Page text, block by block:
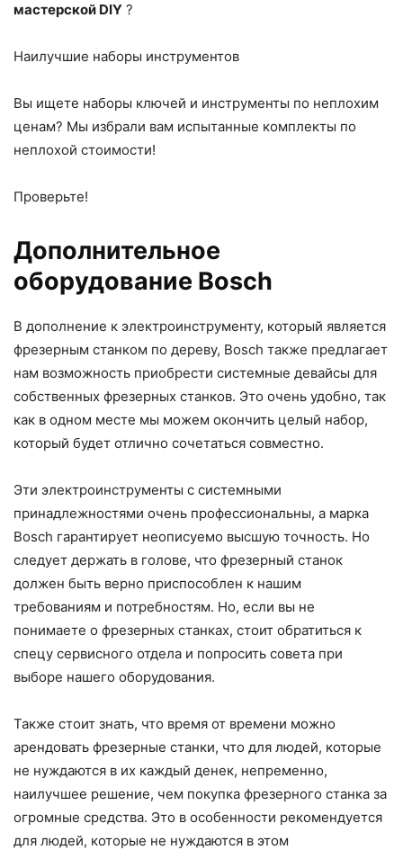
мастерской DIY ?
Наилучшие наборы инструментов
Вы ищете наборы ключей и инструменты по неплохим
ценам? Мы избрали вам испытанные комплекты по
неплохой стоимости!
Проверьте!
Дополнительное
оборудование Bosch
В дополнение к электроинструменту, который является
фрезерным станком по дереву, Bosch также предлагает
нам возможность приобрести системные девайсы для
собственных фрезерных станков. Это очень удобно, так
как в одном месте мы можем окончить целый набор,
который будет отлично сочетаться совместно.
Эти электроинструменты с системными
принадлежностями очень профессиональны, а марка
Bosch гарантирует неописуемо высшую точность. Но
следует держать в голове, что фрезерный станок
должен быть верно приспособлен к нашим
требованиям и потребностям. Но, если вы не
понимаете о фрезерных станках, стоит обратиться к
спецу сервисного отдела и попросить совета при
выборе нашего оборудования.
Также стоит знать, что время от времени можно
арендовать фрезерные станки, что для людей, которые
не нуждаются в их каждый денек, непременно,
наилучшее решение, чем покупка фрезерного станка за
огромные средства. Это в особенности рекомендуется
для людей, которые не нуждаются в этом